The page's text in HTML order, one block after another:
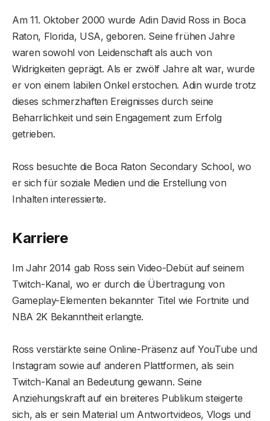
Am 11. Oktober 2000 wurde Adin David Ross in Boca
Raton, Florida, USA, geboren. Seine frühen Jahre
waren sowohl von Leidenschaft als auch von
Widrigkeiten geprägt. Als er zwölf Jahre alt war, wurde
er von einem labilen Onkel erstochen. Adin wurde trotz
dieses schmerzhaften Ereignisses durch seine
Beharrlichkeit und sein Engagement zum Erfolg
getrieben.
Ross besuchte die Boca Raton Secondary School, wo
er sich für soziale Medien und die Erstellung von
Inhalten interessierte.
Karriere
Im Jahr 2014 gab Ross sein Video-Debüt auf seinem
Twitch-Kanal, wo er durch die Übertragung von
Gameplay-Elementen bekannter Titel wie Fortnite und
NBA 2K Bekanntheit erlangte.
Ross verstärkte seine Online-Präsenz auf YouTube und
Instagram sowie auf anderen Plattformen, als sein
Twitch-Kanal an Bedeutung gewann. Seine
Anziehungskraft auf ein breiteres Publikum steigerte
sich, als er sein Material um Antwortvideos, Vlogs und